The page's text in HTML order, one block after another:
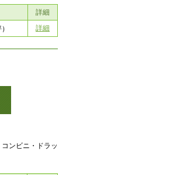
詳細
詳細
ンビニ・ドラッ